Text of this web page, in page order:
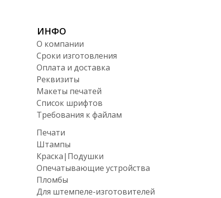
ИНФО
О компании
Сроки изготовления
Оплата и доставка
Реквизиты
Макеты печатей
Список шрифтов
Требования к файлам
Печати
Штампы
Краска|Подушки
Опечатывающие устройства
Пломбы
Для штемпеле-изготовителей